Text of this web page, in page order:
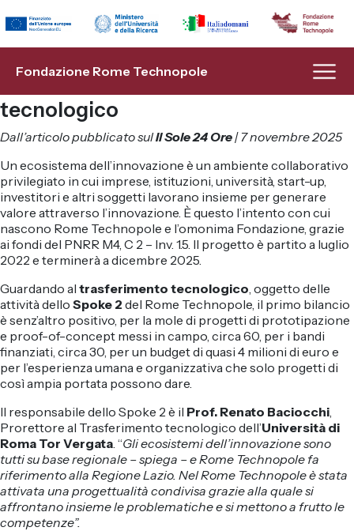
Fondazione Rome Technopole
Indietro
Fondazione
Organi
Management
Soci
Statuto
Numeri
Indietro
Transizione Energetica
Flagship Project 1
Flagship Project 2
Flagship Project 3
Transizione Digitale
Flagship Project 6
Flagship Project 8
Salute & Bio-Pharma
Flagship Project 4
Flagship Project 7
Indietro
Modello Hub & Spoke
Spoke 1
Spoke 2
Spoke 3
Spoke 4
Spoke 6
Indietro
Infrastrutture di Ricerca
Piattaforme di Innovazione
Formazione
Progetti EU
AI & Analytics Hub
Indietro
Eventi
News
Indietro
Bandi a cascata
Lavora con noi
Università, enti di ricerca, aziende e
istituzioni insieme per promuovere
l’innovazione, sostenere le start-up
e formare al trasferimento
tecnologico
Dall’articolo pubblicato sulIl Sole 24 Ore| 7 novembre 2025
Un ecosistema dell’innovazione è un ambiente collaborativo
privilegiato in cui imprese, istituzioni, università, start-up,
investitori e altri soggetti lavorano insieme per generare
valore attraverso l’innovazione. È questo l’intento con cui
nascono Rome Technopole e l’omonima Fondazione, grazie
ai fondi del PNRR M4, C 2 – Inv. 1.5. Il progetto è partito a luglio
2022 e terminerà a dicembre 2025.
Guardando al trasferimento tecnologico, oggetto delle
attività dello Spoke 2 del Rome Technopole, il primo bilancio
è senz’altro positivo, per la mole di progetti di prototipazione
e proof-of-concept messi in campo, circa 60, per i bandi
finanziati, circa 30, per un budget di quasi 4 milioni di euro e
per l’esperienza umana e organizzativa che solo progetti di
così ampia portata possono dare.
Il responsabile dello Spoke 2 è il Prof. Renato Baciocchi,
Prorettore al Trasferimento tecnologico dell’Università di
Roma Tor Vergata. “Gli ecosistemi dell’innovazione sono
tutti su base regionale – spiega – e Rome Technopole fa
riferimento alla Regione Lazio. Nel Rome Technopole è stata
attivata una progettualità condivisa grazie alla quale si
affrontano insieme le problematiche e si mettono a frutto le
competenze”.